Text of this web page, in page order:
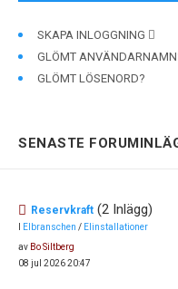
SKAPA INLOGGNING
GLÖMT
GLÖMT LÖSENORD?
SENASTE
Reservkraft (2 Inlägg)
Elbranschen / Elinstallationer
av Bo Siltberg
08 jul 2026 20:47